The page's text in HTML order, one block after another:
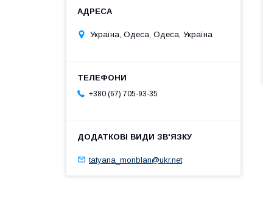
Україна, Одеса, Одеса, Україна
+380 (67) 705-93-35
tatyana_monblan@ukr.net